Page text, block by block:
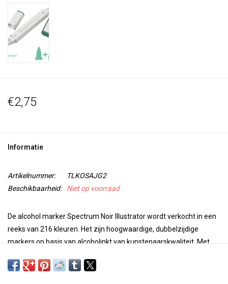
€2,75
Informatie
Artikelnummer:
TLKOSAJG2
Beschikbaarheid:
Niet op voorraad
De alcohol marker Spectrum Noir Illustrator wordt verkocht in een
reeks van 216 kleuren. Het zijn hoogwaardige, dubbelzijdige
markers op basis van alcoholinkt van kunstenaarskwaliteit. Met
kleuren en een penseelpunt voor veelzijdigheid en extra controle